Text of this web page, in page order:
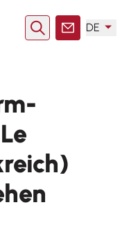
SucheKontakt
DE